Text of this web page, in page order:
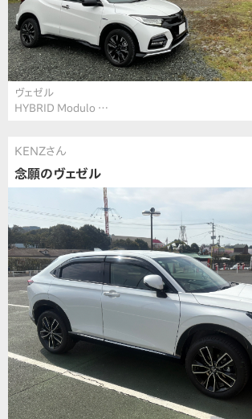
ヴェゼル
HYBRID Modulo …
KENZさん
念願のヴェゼル